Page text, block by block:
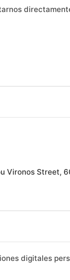
Vironos Street,
digitales